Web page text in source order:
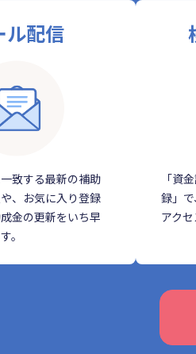
ル配信
致する最新の補助
、お気に入り登録
金の更新をいち早
。
「資
録」
アク